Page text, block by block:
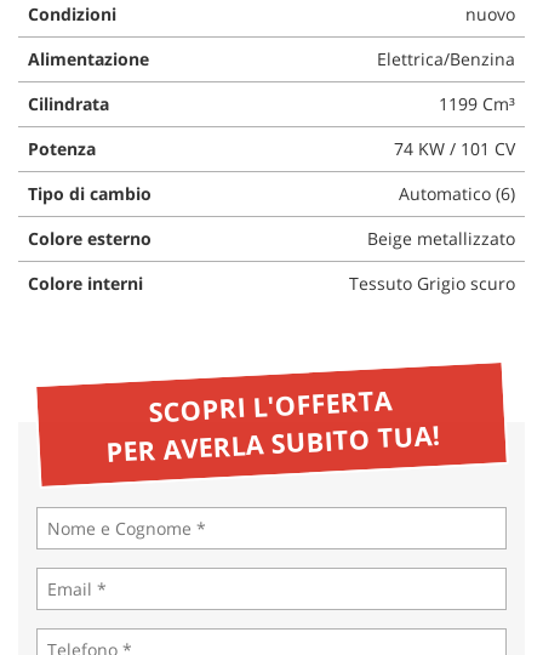
Condizioni
nuovo
Alimentazione
Elettrica/Benzina
Cilindrata
1199 Cm³
Potenza
74 KW / 101 CV
Tipo di cambio
Automatico (6)
Colore esterno
Beige metallizzato
Colore interni
Tessuto Grigio scuro
SCOPRI L'OFFERTA
PER AVERLA SUBITO TUA!
di
questi
strumenti
di
tracciamento
si
rimanda
alla
cookie
policy.
Puoi
rivedere
tue
scelte
in
qualsiasi
momento.